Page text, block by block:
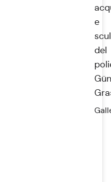
e
del